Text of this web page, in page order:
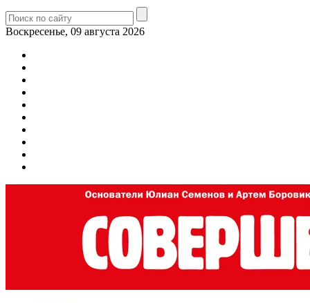
Воскресенье, 09 августа 2026